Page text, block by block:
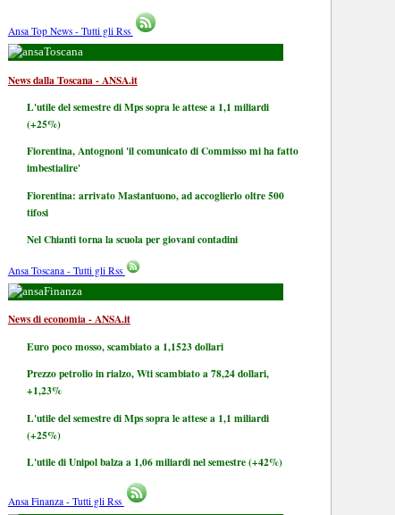
Ansa Top News - Tutti gli Rss
Toscana
News dalla Toscana - ANSA.it
L'utile del semestre di Mps sopra le attese a 1,1 miliardi
(+25%)
Fiorentina, Antognoni 'il comunicato di Commisso mi ha fatto
imbestialire'
Fiorentina: arrivato Mastantuono, ad accoglierlo oltre 500
tifosi
Nel Chianti torna la scuola per giovani contadini
Ansa Toscana - Tutti gli Rss
Finanza
News di economia - ANSA.it
Euro poco mosso, scambiato a 1,1523 dollari
Prezzo petrolio in rialzo, Wti scambiato a 78,24 dollari,
+1,23%
L'utile del semestre di Mps sopra le attese a 1,1 miliardi
(+25%)
L'utile di Unipol balza a 1,06 miliardi nel semestre (+42%)
Ansa Finanza - Tutti gli Rss